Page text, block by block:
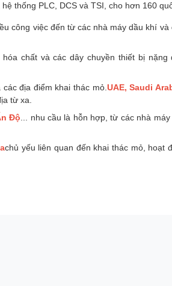
thống PLC, DCS và TSI, cho hơn 160
công việc đến từ các nhà máy dầu khí và
chất và các dây chuyền thiết bị nặng
địa điểm khai thác mỏ. UAE, Saudi
từ xa.
Độ ... nhu cầu là hỗn hợp, từ các nhà
chủ yếu liên quan đến khai thác mỏ, hoạt